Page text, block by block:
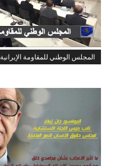
المجلس الوطني للمقاومة الإيرانية